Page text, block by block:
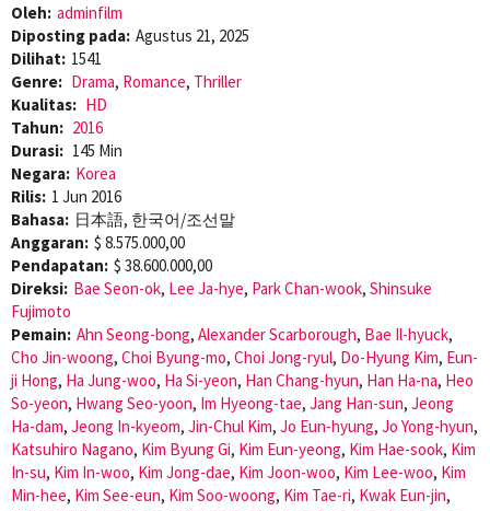
Oleh: adminfilm
Diposting pada: Agustus 21, 2025
Dilihat: 1541
Genre: Drama, Romance, Thriller
Kualitas: HD
Tahun: 2016
Durasi: 145 Min
Negara: Korea
Rilis: 1 Jun 2016
Bahasa: 日本語, 한국어/조선말
Anggaran: $ 8.575.000,00
Pendapatan: $ 38.600.000,00
Direksi: Bae Seon-ok, Lee Ja-hye, Park Chan-wook, Shinsuke
Fujimoto
Pemain: Ahn Seong-bong, Alexander Scarborough, Bae Il-hyuck,
Cho Jin-woong, Choi Byung-mo, Choi Jong-ryul, Do-Hyung Kim, Eun-
ji Hong, Ha Jung-woo, Ha Si-yeon, Han Chang-hyun, Han Ha-na, Heo
So-yeon, Hwang Seo-yoon, Im Hyeong-tae, Jang Han-sun, Jeong
Ha-dam, Jeong In-kyeom, Jin-Chul Kim, Jo Eun-hyung, Jo Yong-hyun,
Katsuhiro Nagano, Kim Byung Gi, Kim Eun-yeong, Kim Hae-sook, Kim
In-su, Kim In-woo, Kim Jong-dae, Kim Joon-woo, Kim Lee-woo, Kim
Min-hee, Kim See-eun, Kim Soo-woong, Kim Tae-ri, Kwak Eun-jin,